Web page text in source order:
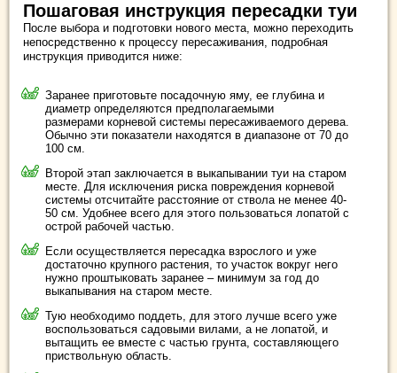
Пошаговая инструкция пересадки туи
После выбора и подготовки нового места, можно переходить
непосредственно к процессу пересаживания, подробная
инструкция приводится ниже:
Заранее приготовьте посадочную яму, ее глубина и
диаметр определяются предполагаемыми
размерами корневой системы пересаживаемого дерева.
Обычно эти показатели находятся в диапазоне от 70 до
100 см.
Второй этап заключается в выкапывании туи на старом
месте. Для исключения риска повреждения корневой
системы отсчитайте расстояние от ствола не менее 40-
50 см. Удобнее всего для этого пользоваться лопатой с
острой рабочей частью.
Если осуществляется пересадка взрослого и уже
достаточно крупного растения, то участок вокруг него
нужно проштыковать заранее – минимум за год до
выкапывания на старом месте.
Тую необходимо поддеть, для этого лучше всего уже
воспользоваться садовыми вилами, а не лопатой, и
вытащить ее вместе с частью грунта, составляющего
приствольную область.